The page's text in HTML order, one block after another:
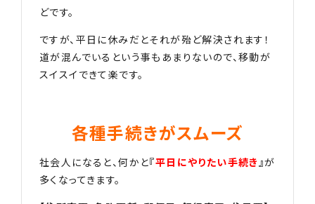
どです。
ですが、平日に休みだとそれが殆ど解決されます！
道が混んでいるという事もあまりないので、移動が
スイスイできて楽です。
各種手続きがスムーズ
社会人になると、何かと『平日にやりたい手続き』が
多くなってきます。